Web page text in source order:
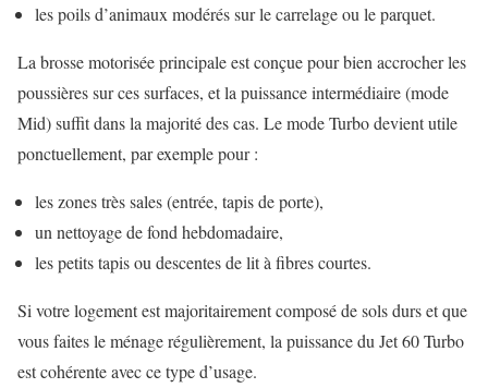
les poils d’animaux modérés sur le carrelage ou le parquet.
La brosse motorisée principale est conçue pour bien accrocher les
poussières sur ces surfaces, et la puissance intermédiaire (mode
Mid) suffit dans la majorité des cas. Le mode Turbo devient utile
ponctuellement, par exemple pour :
les zones très sales (entrée, tapis de porte),
un nettoyage de fond hebdomadaire,
les petits tapis ou descentes de lit à fibres courtes.
Si votre logement est majoritairement composé de sols durs et que
vous faites le ménage régulièrement, la puissance du Jet 60 Turbo
est cohérente avec ce type d’usage.